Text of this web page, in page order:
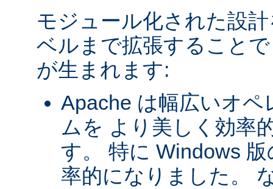
モジュール化された設
ベルまで拡張すること
が生まれます:
Apache は幅広いオ
ムを より美しく効率
す。 特に Windows
率的になりました。